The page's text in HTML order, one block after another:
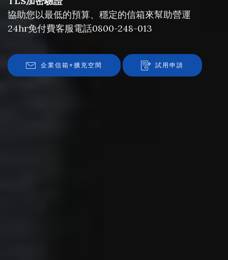
協助您以最低的預算、穩定的信箱來幫助營運
24hr免付費客服電話0800-248-013
企業信箱+擴充空間 試用申請